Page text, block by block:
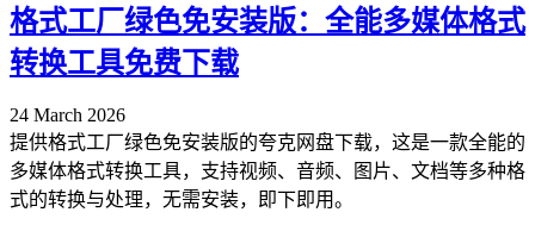
格式工厂绿色免安装版：全能多媒体格式
转换工具免费下载
24 March 2026
提供格式工厂绿色免安装版的夸克网盘下载，这是一款全能的
多媒体格式转换工具，支持视频、音频、图片、文档等多种格
式的转换与处理，无需安装，即下即用。